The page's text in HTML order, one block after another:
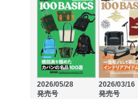
2026/05/28
発売号
2026/03/16
発売号